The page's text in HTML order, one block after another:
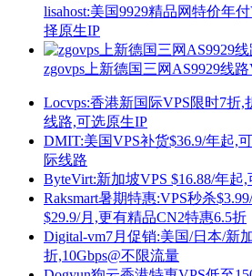
lisahost:美国9929精品网特价年
择原生IP
zgovps上新德国三网AS9929线
Locvps:香港新国际VPS限时7折,
线路,可选原生IP
DMIT:美国VPS补货$36.9/年起,
际线路
ByteVirt:新加坡VPS $16.88/年起
Raksmart暑期特惠:VPS秒杀
$29.9/月,更有精品CN2特惠6.5折
Digital-vm7月促销:美国/日本/新
折,10Gbps@不限流量